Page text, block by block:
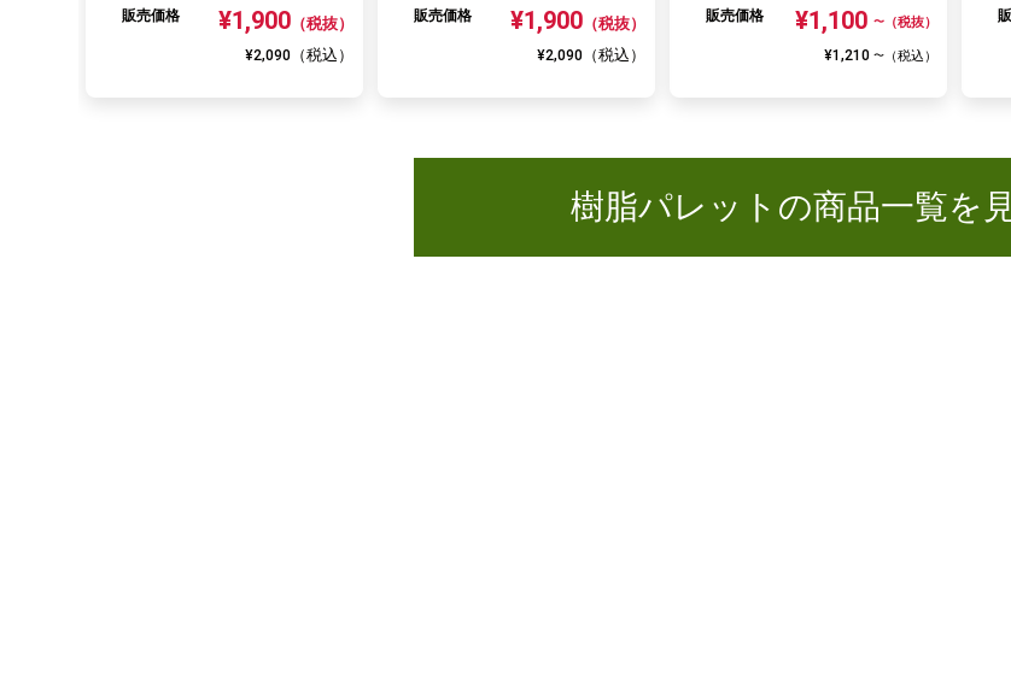
販売価格
¥1,900 （税抜）
¥2,090 （税込）
販売価格
¥1,900 （税抜）
¥2,090 （税込）
販売価格
¥1,100 〜 （税抜）
¥1,210 〜 （税込）
樹脂パレットの商品一覧を